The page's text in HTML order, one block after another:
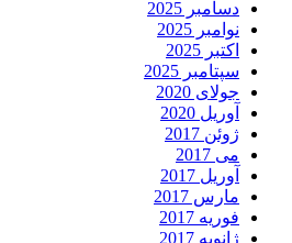
دسامبر 2025
نوامبر 2025
اکتبر 2025
سپتامبر 2025
جولای 2020
آوریل 2020
ژوئن 2017
می 2017
آوریل 2017
مارس 2017
فوریه 2017
ژانویه 2017